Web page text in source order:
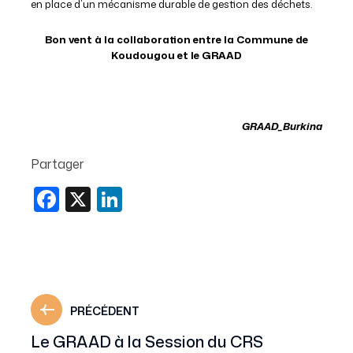
en place d’un mécanisme durable de gestion des déchets.
Bon vent à la collaboration entre la Commune de
Koudougou et le GRAAD
GRAAD_Burkina
Partager
Facebook
X
PRÉCÉDENT
Le GRAAD à la Session du CRS